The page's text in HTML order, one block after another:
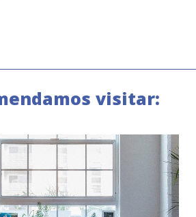
visitar: